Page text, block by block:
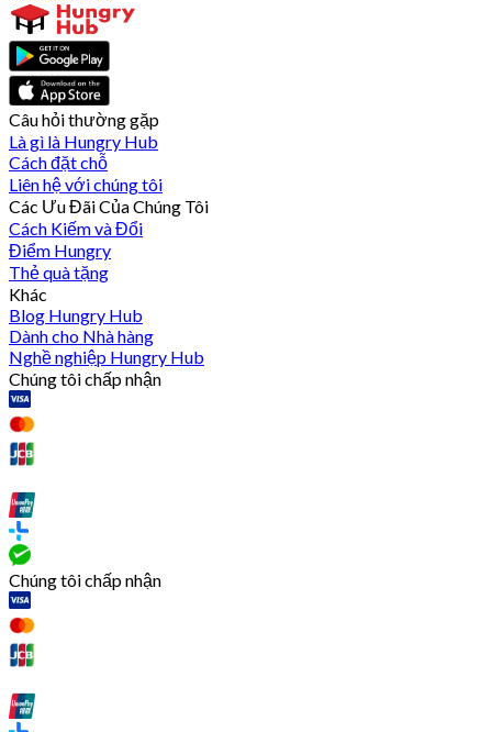
Câu hỏi thường gặp
Là gì là Hungry Hub
Cách đặt chỗ
Liên hệ với chúng tôi
Các Ưu Đãi Của Chúng Tôi
Cách Kiếm và Đổi
Điểm Hungry
Thẻ quà tặng
Khác
Blog Hungry Hub
Dành cho Nhà hàng
Nghề nghiệp Hungry Hub
Chúng tôi chấp nhận
Chúng tôi chấp nhận